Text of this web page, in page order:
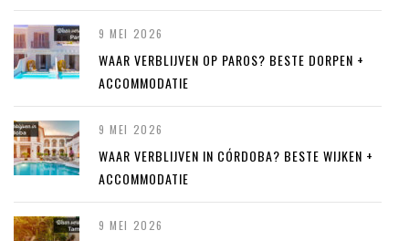
9 MEI 2026
WAAR VERBLIJVEN OP PAROS? BESTE DORPEN +
ACCOMMODATIE
9 MEI 2026
WAAR VERBLIJVEN IN CÓRDOBA? BESTE WIJKEN +
ACCOMMODATIE
9 MEI 2026